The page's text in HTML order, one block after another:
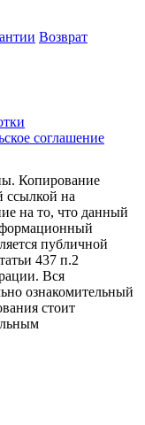
Возврат
соглашение
Копирование
ссылкой на
на то, что данный
публичной
437 п.2
Вся
ознакомительный
стоит